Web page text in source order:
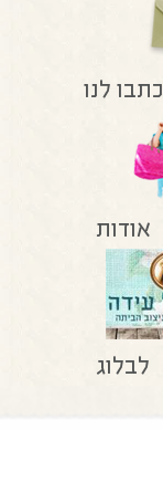
כתבו לנו
אודות
לבלוג